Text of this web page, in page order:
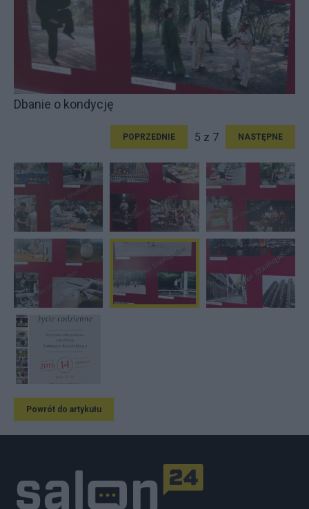
Dbanie o kondycję
POPRZEDNIE 5 z 7 NASTĘPNE
Powrót do artykułu